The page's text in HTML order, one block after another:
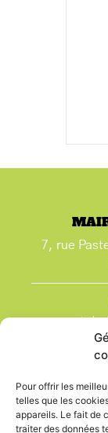
Pour offrir les
telles que les
appareils. Le fait de
traiter des données
7, rue
et de